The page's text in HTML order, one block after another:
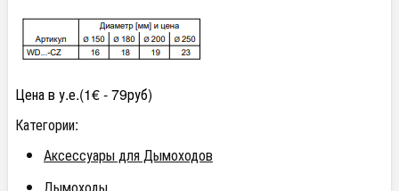
Цена в у.е.(1€ - 79руб)
Категории:
Аксессуары для Дымоходов
Дымоходы